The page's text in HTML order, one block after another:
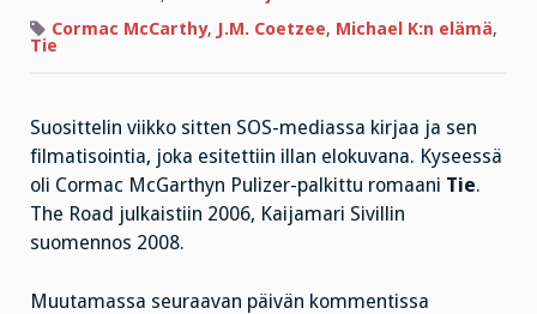
lisälinkissä
raakaa
Cormac McCarthy, J.M. Coetzee, Michael K:n elämä,
Tie
Suosittelin viikko sitten SOS-mediassa kirjaa ja sen
filmatisointia, joka esitettiin illan elokuvana. Kyseessä
oli Cormac McGarthyn Pulizer-palkittu romaani Tie.
The Road julkaistiin 2006, Kaijamari Sivillin
suomennos 2008.
Muutamassa seuraavan päivän kommentissa